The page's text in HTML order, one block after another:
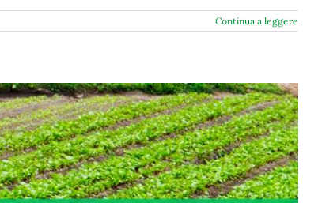
Continua a leggere